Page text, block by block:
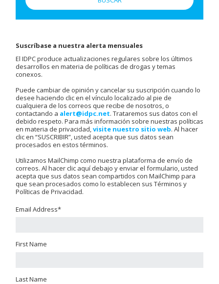
Suscríbase a nuestra alerta mensuales
El IDPC produce actualizaciones regulares sobre los últimos
desarrollos en materia de políticas de drogas y temas
conexos.
Puede cambiar de opinión y cancelar su suscripción cuando lo
desee haciendo clic en el vínculo localizado al pie de
cualquiera de los correos que recibe de nosotros, o
contactando a alert@idpc.net. Trataremos sus datos con el
debido respeto. Para más información sobre nuestras políticas
en materia de privacidad,visite nuestro sitio web. Al hacer
clic en “SUSCRIBIR”, usted acepta que sus datos sean
procesados en estos términos.
Utilizamos MailChimp como nuestra plataforma de envío de
correos. Al hacer clic aquí debajo y enviar el formulario, usted
acepta que sus datos sean compartidos con MailChimp para
que sean procesados como lo establecen sus Términos y
Políticas de Privacidad.
Email Address*
First Name
Last Name